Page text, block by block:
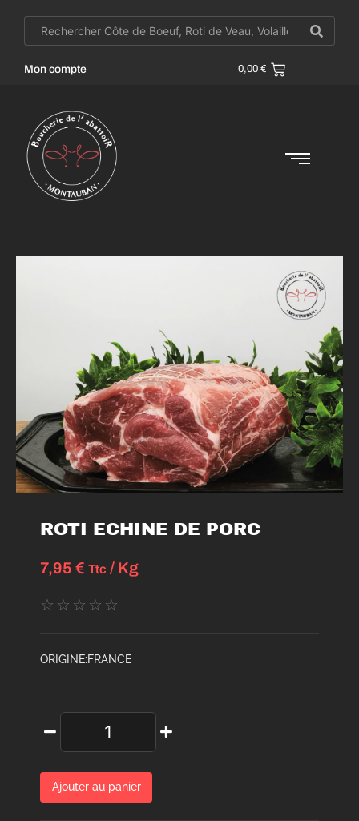
Mon compte 0,00 €
ROTI ECHINE DE PORC
7,95 € Ttc / Kg
☆ ☆ ☆ ☆ ☆
ORIGINE:FRANCE
Ajouter au panier